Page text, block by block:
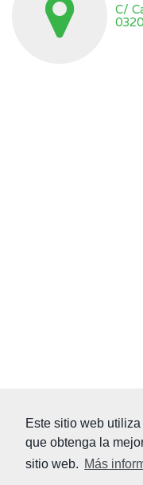
Este sitio web
que obtenga la
sitio web. Más
C/
© 2026 Viviendanet
Nota legal